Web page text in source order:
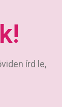
írd le,